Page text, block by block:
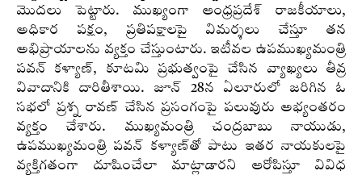
మొద‌లు పెట్టారు. ముఖ్యంగా ఆంధ్రప్రదేశ్ రాజకీయాలు,
అధికార పక్షం, ప్రతిపక్షాలపై విమర్శలు చేస్తూ తన
అభిప్రాయాలను వ్యక్తం చేస్తుంటారు. ఇటీవల ఉపముఖ్యమంత్రి
పవన్ కళ్యాణ్, కూటమి ప్రభుత్వంపై చేసిన వ్యాఖ్యలు తీవ్ర
వివాదానికి దారితీశాయి. జూన్ 28న ఏలూరులో జరిగిన ఓ
సభలో ప్రశ్న రావణ్ చేసిన ప్రసంగంపై పలువురు అభ్యంతరం
వ్యక్తం చేశారు. ముఖ్యమంత్రి చంద్రబాబు నాయుడు,
ఉపముఖ్యమంత్రి పవన్ కళ్యాణ్‌తో పాటు ఇతర నాయకులపై
వ్యక్తిగతంగా దూషించేలా మాట్లాడారని ఆరోపిస్తూ వివిధ